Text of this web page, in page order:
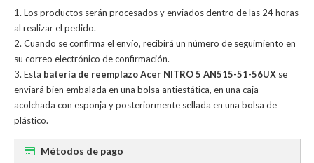
Los productos serán procesados y enviados dentro de las 24 horas
al realizar el pedido.
Cuando se confirma el envío, recibirá un número de seguimiento en
su correo electrónico de confirmación.
Esta batería de reemplazo Acer NITRO 5 AN515-51-56UX se
enviará bien embalada en una bolsa antiestática, en una caja
acolchada con esponja y posteriormente sellada en una bolsa de
plástico.
Métodos de pago